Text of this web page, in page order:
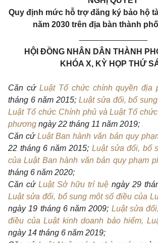
Quy định mức hỗ trợ đăng ký bảo hộ
năm 2030 trên địa bàn thành
HỘI ĐỒNG NHÂN DÂN THÀNH
KHÓA X, KỲ HỌP THỨ
Căn cứ Luật Tổ chức chính quyền địa
tháng 6 năm 2015;Luật sửa đổi, bổ
Luật Tổ chức Chính phủ và Luật Tổ
phương ngày 22 tháng 11 năm 2019;
Căn cứLuật Ban hành văn bản quy
22 tháng 6 năm 2015; Luật sửa đổi, bổ
của Luật Ban hành văn bản quy phạm
tháng 6 năm 2020;
Căn cứ Luật Sở hữu trí tuệ ngày 29
Luật sửa đổi, bổ sung một số điều của
ngày 19 tháng 6 năm 2009; Luật sửa
điều của Luật kinh doanh bảo hiểm,
ngày 14 tháng 6 năm 2019;